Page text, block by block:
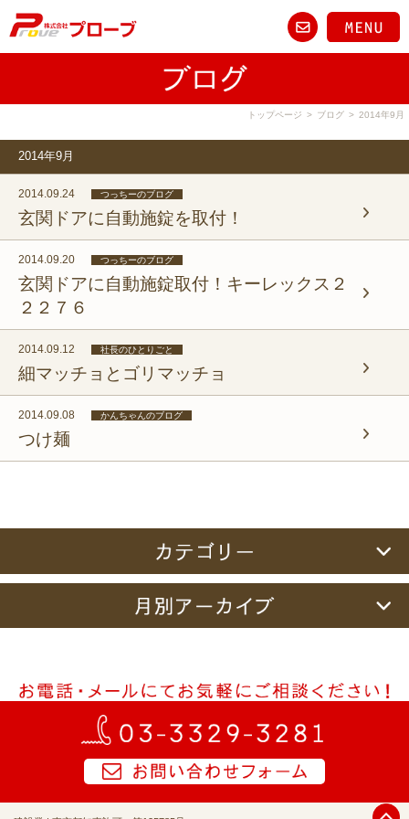
トップページ > ブログ > 2014年9月
2014年9月
玄関ドアに自動施錠を取付！
つっちーのブログ
2014.09.24
玄関ドアに自動施錠取付！キーレックス２
２２７６
つっちーのブログ
2014.09.20
細マッチョとゴリマッチョ
社長のひとりごと
2014.09.12
つけ麺
かんちゃんのブログ
2014.09.08